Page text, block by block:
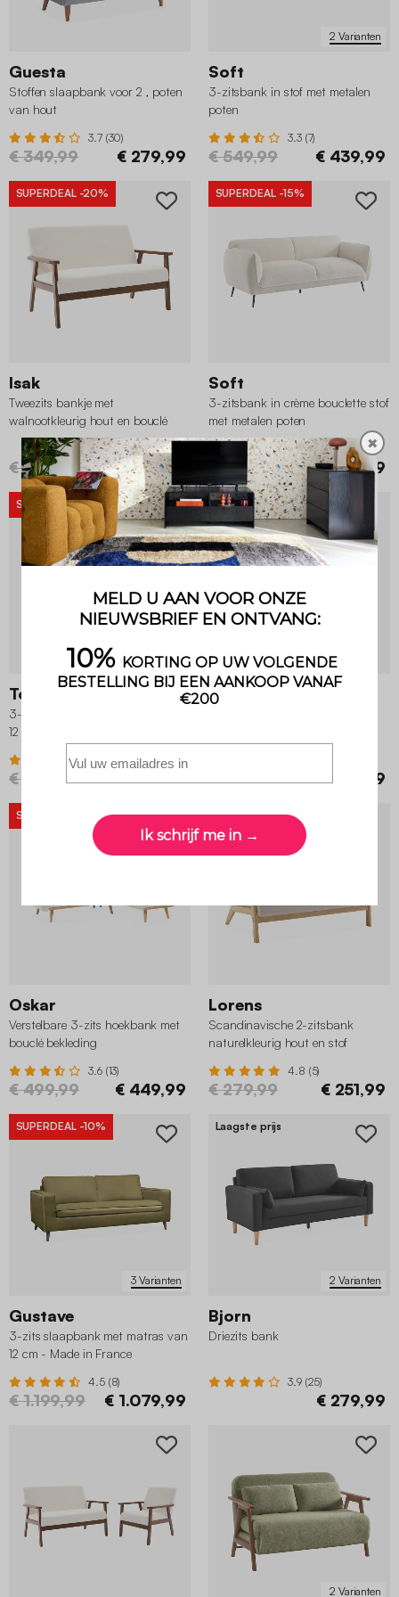
Guesta
Stoffen slaapbank voor 2 , poten
van hout
3.7 (30)
€ 349,99 € 279,99
2 Varianten
Soft
3-zitsbank in stof met metalen
poten
3.3 (7)
€ 549,99 € 439,99
SUPERDEAL -20%
Isak
Tweezits bankje met
walnootkleurig hout en bouclé
zitting
€ 149,99 € 119,99
SUPERDEAL -15%
Soft
3-zitsbank in crème bouclette stof
met metalen poten
4.7 (6)
€ 599,99 € 509,99
SUPERDEAL-10%
Toulouse
3-zits slaapbank met matras van
12 cm - Made in France
4.2 (5)
€ 1.199,99 € 1.079,99
SUPERDEAL-10%
Isak
€ 129,99 € 116,99
SUPERDEAL -10%
Oskar
Verstelbare 3-zits hoekbank met
bouclé bekleding
3.6 (13)
€ 499,99 € 449,99
SUPERDEAL-10%
Lorens
Scandinavische 2-zitsbank
naturelkleurig hout en stof
4.8 (5)
€ 279,99 € 251,99
3 Varianten
SUPERDEAL -10%
Gustave
3-zits slaapbank met matras van
12 cm - Made in France
4.5 (8)
€ 1.199,99 € 1.079,99
2 Varianten
Laagste prijs
Bjorn
Driezits bank
3.9 (25)
€ 279,99
2 Varianten
✖